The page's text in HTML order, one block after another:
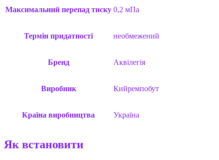
Максимальний перепад тиску 0,2 мПа
Термін придатності необмежений
Бренд Аквілегія
Виробник Кийремпобут
Країна виробництва Україна
Як встановити